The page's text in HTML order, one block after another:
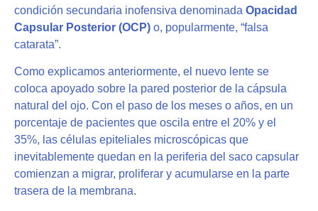
condición secundaria inofensiva denominada Opacidad
Capsular Posterior (OCP) o, popularmente, “falsa
catarata”.
Como explicamos anteriormente, el nuevo lente se
coloca apoyado sobre la pared posterior de la cápsula
natural del ojo. Con el paso de los meses o años, en un
porcentaje de pacientes que oscila entre el 20% y el
35%, las células epiteliales microscópicas que
inevitablemente quedan en la periferia del saco capsular
comienzan a migrar, proliferar y acumularse en la parte
trasera de la membrana.